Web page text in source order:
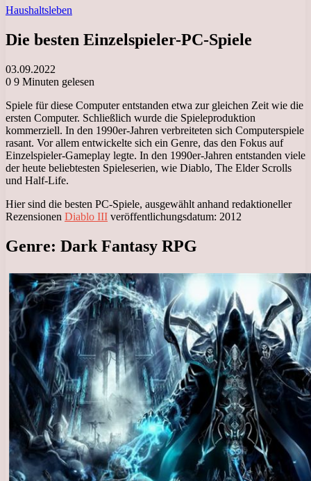
Haushaltsleben
Die besten Einzelspieler-PC-Spiele
03.09.2022
0 9 Minuten gelesen
Spiele für diese Computer entstanden etwa zur gleichen Zeit wie die
ersten Computer. Schließlich wurde die Spieleproduktion
kommerziell. In den 1990er-Jahren verbreiteten sich Computerspiele
rasant. Vor allem entwickelte sich ein Genre, das den Fokus auf
Einzelspieler-Gameplay legte. In den 1990er-Jahren entstanden viele
der heute beliebtesten Spieleserien, wie Diablo, The Elder Scrolls
und Half-Life.
Hier sind die besten PC-Spiele, ausgewählt anhand redaktioneller
Rezensionen Diablo III veröffentlichungsdatum: 2012
Genre: Dark Fantasy RPG